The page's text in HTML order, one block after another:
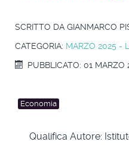
SCRITTO DA GIANMARCO
CATEGORIA: MARZO 2025 -
PUBBLICATO: 01 MARZO
Economia
Qualifica Autore: